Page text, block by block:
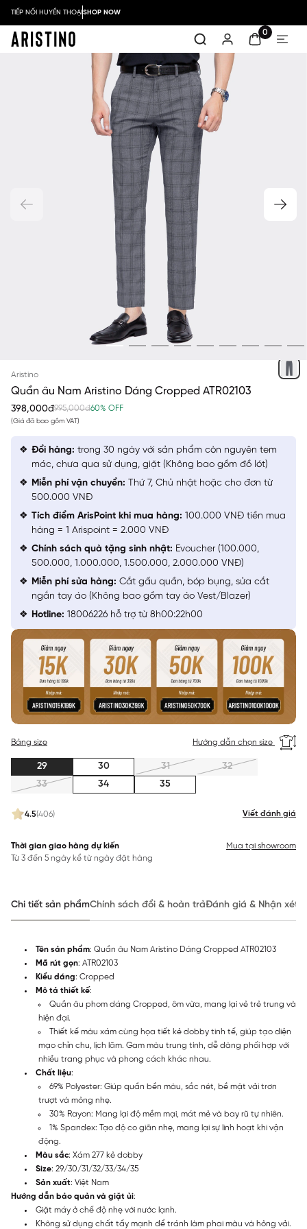
TIẾP NỐI HUYỀN THOẠISHOP NOW
0
Aristino
Quần âu Nam Aristino Dáng Cropped ATR02103
398,000đ995,000đ60% OFF
(Giá đã bao gồm VAT)
4.5(406) Viết đánh giá
Bảng size Hướng dẫn chọn size
29 30 31
32
33
34 35
Thời gian giao hàng dự kiến
Từ 3 đến 5 ngày kể từ ngày đặt hàng
Mua tại showroom
Đổi hàng: trong 30 ngày với sản phẩm còn nguyên tem
mác, chưa qua sử dụng, giặt (Không bao gồm đồ lót)
Miễn phí vận chuyển: Thứ 7, Chủ nhật hoặc cho đơn từ
500.000 VNĐ
Tích điểm ArisPoint khi mua hàng: 100.000 VNĐ tiền mua
hàng = 1 Arispoint = 2.000 VNĐ
Chính sách quà tặng sinh nhật: Evoucher (100.000,
500.000, 1.000.000, 1.500.000, 2.000.000 VNĐ)
Miễn phí sửa hàng: Cắt gấu quần, bóp bụng, sửa cắt
ngắn tay áo (Không bao gồm tay áo Vest/Blazer)
Hotline: 18006226 hỗ trợ từ 8h00:22h00
Chi tiết sản phẩmChính sách đổi & hoàn trảĐánh giá & Nhận xét
Tên sản phẩm: Quần âu Nam Aristino Dáng Cropped ATR02103
Mã rút gọn: ATR02103
Kiểu dáng: Cropped
Mô tả thiết kế:
Quần âu phom dáng Cropped, ôm vừa, mang lại vẻ trẻ trung và
hiện đại.
Thiết kế màu xám cùng họa tiết kẻ dobby tinh tế, giúp tạo diện
mạo chỉn chu, lịch lãm. Gam màu trung tính, dễ dàng phối hợp với
nhiều trang phục và phong cách khác nhau.
Chất liệu:
69% Polyester: Giúp quần bền màu, sắc nét, bề mặt vải trơn
trượt và mỏng nhẹ.
30% Rayon: Mang lại độ mềm mại, mát mẻ và bay rũ tự nhiên.
1% Spandex: Tạo độ co giãn nhẹ, mang lại sự linh hoạt khi vận
động.
Màu sắc: Xám 277 kẻ dobby
Size: 29/30/31/32/33/34/35
Sản xuất: Việt Nam
Hướng dẫn bảo quản và giặt ủi:
Giặt máy ở chế độ nhẹ với nước lạnh.
Không sử dụng chất tẩy mạnh để tránh làm phai màu và hỏng vải.